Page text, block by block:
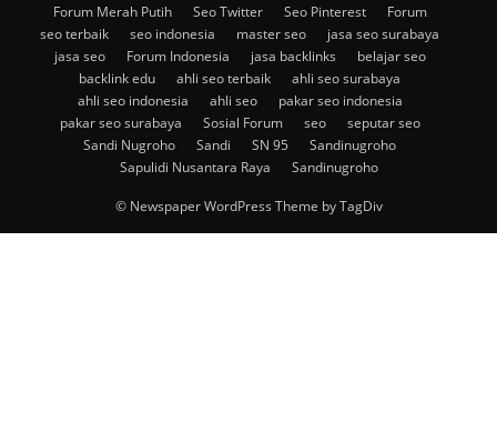
Forum Merah Putih
Seo Twitter Seo Pinterest
Forum
seo terbaik
seo indonesia master seo
jasa seo surabaya
jasa seo
Forum Indonesia jasa backlinks
belajar seo
backlink edu
ahli seo terbaik
ahli seo surabaya
ahli seo indonesia
ahli seo
pakar seo indonesia
pakar seo surabaya
Sosial Forum seo
seputar seo
Sandi Nugroho
Sandi SN 95
Sandinugroho
Sapulidi Nusantara Raya
Sandinugroho
© Newspaper WordPress Theme by TagDiv